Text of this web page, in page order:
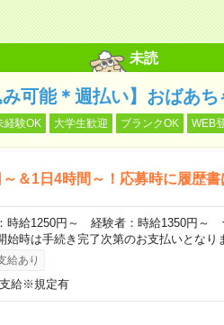
未読
み可能＊週払い】おばあ
経験OK 大学生歓迎 ブランクOK WEB
＆1日4時間～！応募時に履歴書
時給1250円～ 経験者：時給1350円～
始時は手続き完了次第のお支払いとなり
給あり
給※規定有